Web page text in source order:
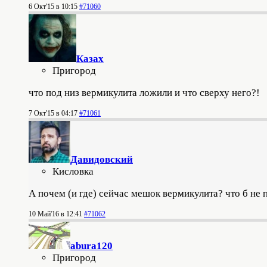
6 Окт'15 в 10:15 #71060
Казах
Пригород
что под низ вермикулита ложили и что сверху него?!
7 Окт'15 в 04:17 #71061
Давидовский
Кисловка
А почем (и где) сейчас мешок вермикулита? что б не
10 Май'16 в 12:41 #71062
abura120
Пригород